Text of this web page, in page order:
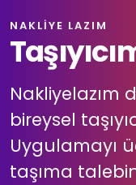
NAKLIYE LAZIM
Nakliyelazım
bireysel
Uygulamayı
taşıma